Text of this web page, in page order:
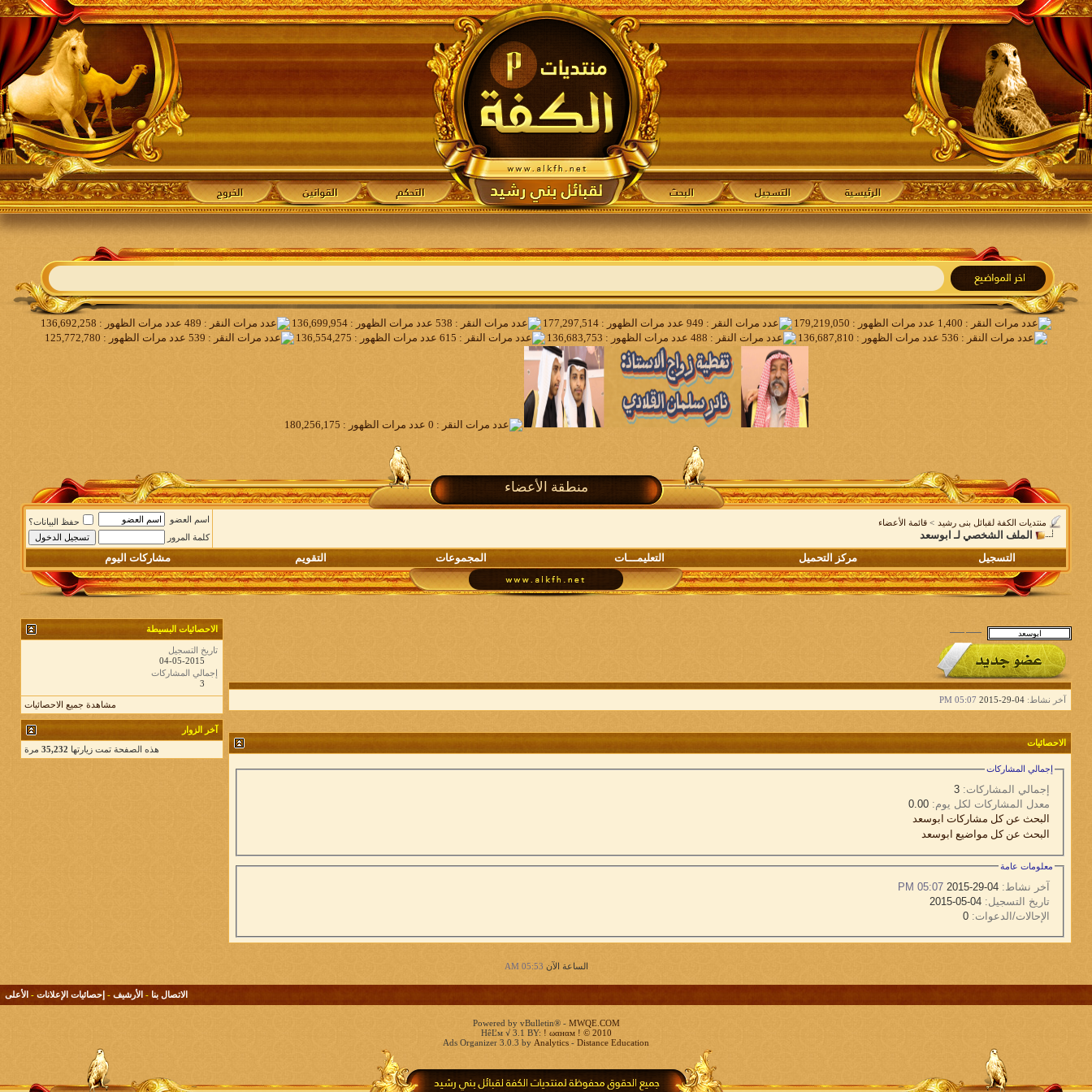
منطقة الأعضاء
منتديات الكفة لقبائل بنى رشيد > قائمة الأعضاء
الملف الشخصي لـ ابوسعد
اسم العضو
حفظ البيانات؟
كلمة المرور
التسجيل مركز التحميل التعليمـــات المجموعات التقويم مشاركات اليوم
آخر نشاط: 05:07 PM
الاحصائيات
إجمالي المشاركات
إجمالي المشاركات:
معدل المشاركات لكل يوم:
البحث عن كل مشاركات ابوسعد
البحث عن كل مواضيع ابوسعد
معلومات عامة
آخر نشاط:
05:07 PM
تاريخ التسجيل:
الإحالات/الدعوات:
الاحصائيات البسيطة
تاريخ التسجيل
04-05-2015
إجمالي المشاركات
3
مشاهدة جميع الاحصائيات
آخر الزوار
هذه الصفحة تمت زيارتها 35,232 مرة
الساعة الآن 05:53 AM
الاتصال بنا - الأرشيف - إحصائيات الإعلانات - الأعلى
Powered by vBulletin® - MWQE.COM
HêĽм √ 3.1 BY: ! ωαнαм ! © 2010
Ads Organizer 3.0.3 by Analytics - Distance Education